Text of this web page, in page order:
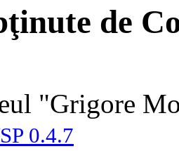
de
"Grigore
0.4.7